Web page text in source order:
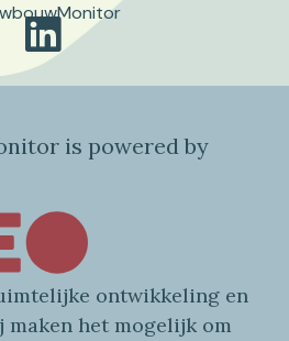
is powered by
ontwikkeling en
maken het mogelijk om